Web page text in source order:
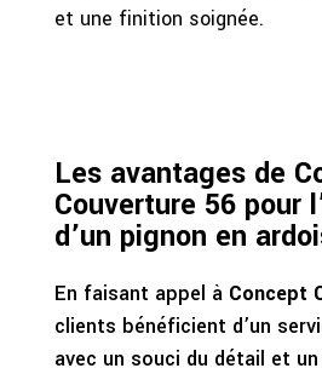
et une finition soignée.
Les avantages de
Couverture 56 pour
d’un pignon en
En faisant appel à Concept
clients bénéficient d’un
avec un souci du détail et